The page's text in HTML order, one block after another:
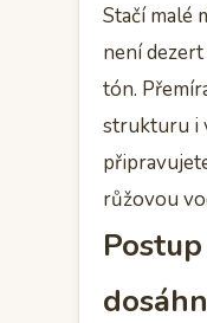
Stačí malé
není
tón.
strukturu i
růžovou